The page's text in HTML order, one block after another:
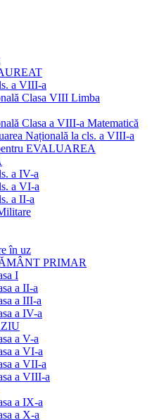
a VIII-a
Clasa VIII Limba
Clasa a VIII-a Matematică
Națională la cls. a VIII-a
EVALUAREA
a IV-a
a VI-a
a II-a
în uz
PRIMAR
I
a II-a
a III-a
a IV-a
a V-a
a VI-a
a VII-a
a VIII-a
a IX-a
a X-a